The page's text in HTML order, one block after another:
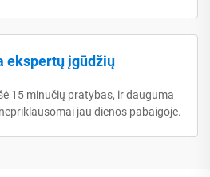
ekspertų įgūdžių
15 minučių pratybas, ir dauguma
jau dienos pabaigoje.